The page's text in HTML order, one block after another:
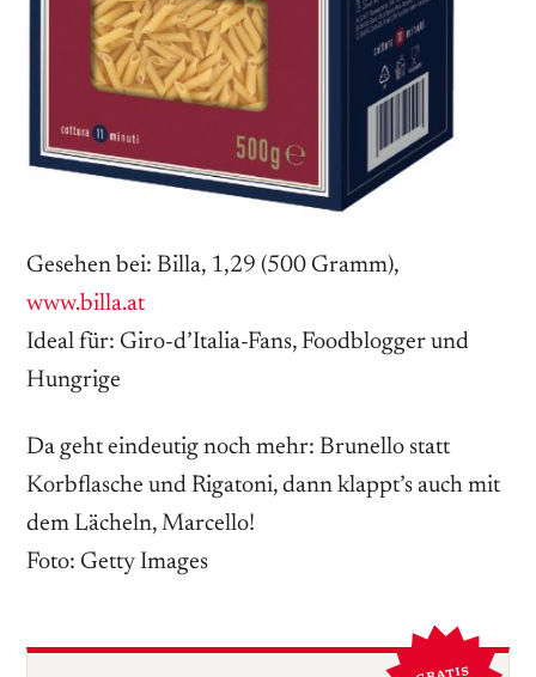
Gesehen bei: Billa, 1,29 (500 Gramm),
www.billa.at
Ideal für: Giro-d’Italia-Fans, Foodblogger und
Hungrige
Da geht eindeutig noch mehr: Brunello statt
Korbflasche und Rigatoni, dann klappt’s auch mit
dem Lächeln, Marcello!
Foto: Getty Images